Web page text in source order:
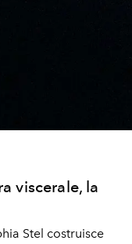
viscerale, la
Stel costruisce